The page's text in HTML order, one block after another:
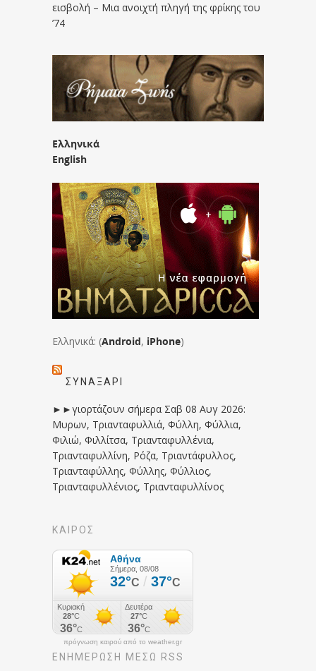
εισβολή – Μια ανοιχτή πληγή της φρίκης του
’74
Ελληνικά
English
Ελληνικά: (Android, iPhone)
ΣΥΝΑΞΆΡΙ
►►γιορτάζουν σήμερα Σαβ 08 Αυγ 2026:
Μυρων, Τριανταφυλλιά, Φύλλη, Φύλλια,
Φιλιώ, Φιλλίτσα, Τριανταφυλλένια,
Τριανταφυλλίνη, Ρόζα, Τριαντάφυλλος,
Τριανταφύλλης, Φύλλης, Φύλλιος,
Τριανταφυλλένιος, Τριανταφυλλίνος
ΚΑΙΡΟΣ
πρόγνωση καιρού από το weather.gr
ΕΝΗΜΈΡΩΣΉ ΜΕΣΩ RSS